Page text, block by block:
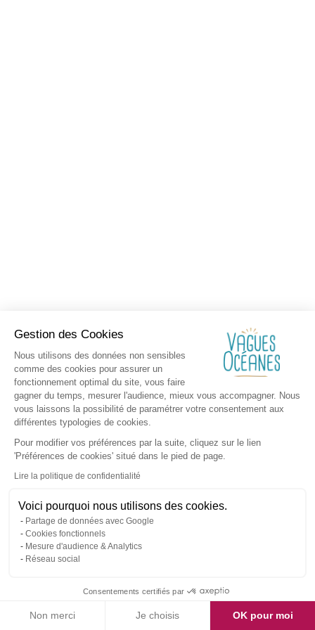
Gestion des Cookies
Nous utilisons des données non sensibles
comme des cookies pour assurer un
fonctionnement optimal du site, vous faire
gagner du temps, mesurer l'audience, mieux vous accompagner. Nous
vous laissons la possibilité de paramétrer votre consentement aux
différentes typologies de cookies.
Pour modifier vos préférences par la suite, cliquez sur le lien
'Préférences de cookies' situé dans le pied de page.
Lire la politique de confidentialité
Voici pourquoi nous utilisons des cookies.
Partage de données avec Google
Cookies fonctionnels
Mesure d'audience & Analytics
Réseau social
Consentements certifiés par
Non merci Je choisis OK pour moi